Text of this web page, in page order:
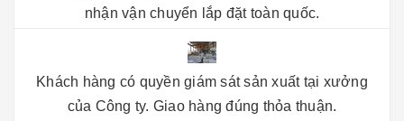
nhận vận chuyển lắp đặt toàn quốc.
Khách hàng có quyền giám sát sản xuất tại xưởng
của Công ty. Giao hàng đúng thỏa thuận.